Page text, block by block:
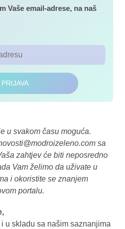
Vaše email-adrese, na naš
PRIJAVA
u svakom času moguća.
sa
zahtjev će biti neposredno
Vam želimo da uživate u
i okoristite se znanjem
portalu.
u skladu sa našim saznanjima